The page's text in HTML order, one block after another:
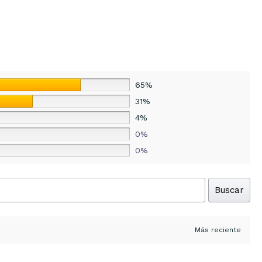
65%
31%
4%
0%
0%
Buscar